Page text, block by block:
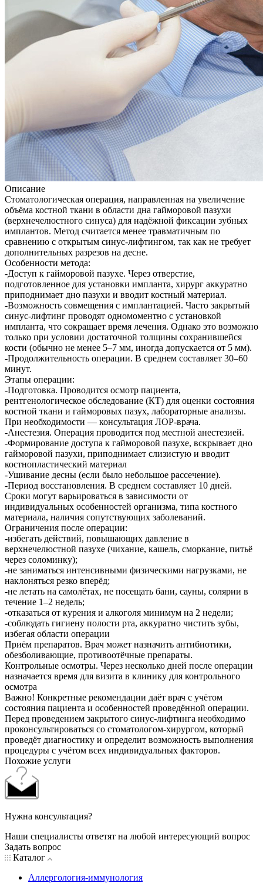
Описание
Стоматологическая операция, направленная на увеличение
объёма костной ткани в области дна гайморовой пазухи
(верхнечелюстного синуса) для надёжной фиксации зубных
имплантов. Метод считается менее травматичным по
сравнению с открытым синус-лифтингом, так как не требует
дополнительных разрезов на десне.
Особенности метода:
-Доступ к гайморовой пазухе. Через отверстие,
подготовленное для установки импланта, хирург аккуратно
приподнимает дно пазухи и вводит костный материал.
-Возможность совмещения с имплантацией. Часто закрытый
синус-лифтинг проводят одномоментно с установкой
импланта, что сокращает время лечения. Однако это возможно
только при условии достаточной толщины сохранившейся
кости (обычно не менее 5–7 мм, иногда допускается от 5 мм).
-Продолжительность операции. В среднем составляет 30–60
минут.
Этапы операции:
-Подготовка. Проводится осмотр пациента,
рентгенологическое обследование (КТ) для оценки состояния
костной ткани и гайморовых пазух, лабораторные анализы.
При необходимости — консультация ЛОР-врача.
-Анестезия. Операция проводится под местной анестезией.
-Формирование доступа к гайморовой пазухе, вскрывает дно
гайморовой пазухи, приподнимает слизистую и вводит
костнопластический материал
-Ушивание десны (если было небольшое рассечение).
-Период восстановления. В среднем составляет 10 дней.
Сроки могут варьироваться в зависимости от
индивидуальных особенностей организма, типа костного
материала, наличия сопутствующих заболеваний.
Ограничения после операции:
-избегать действий, повышающих давление в
верхнечелюстной пазухе (чихание, кашель, сморкание, питьё
через соломинку);
-не заниматься интенсивными физическими нагрузками, не
наклоняться резко вперёд;
-не летать на самолётах, не посещать бани, сауны, солярии в
течение 1–2 недель;
-отказаться от курения и алкоголя минимум на 2 недели;
-соблюдать гигиену полости рта, аккуратно чистить зубы,
избегая области операции
Приём препаратов. Врач может назначить антибиотики,
обезболивающие, противоотёчные препараты.
Контрольные осмотры. Через несколько дней после операции
назначается время для визита в клинику для контрольного
осмотра
Важно! Конкретные рекомендации даёт врач с учётом
состояния пациента и особенностей проведённой операции.
Перед проведением закрытого синус-лифтинга необходимо
проконсультироваться со стоматологом-хирургом, который
проведёт диагностику и определит возможность выполнения
процедуры с учётом всех индивидуальных факторов.
Похожие услуги
Нужна консультация?
Наши специалисты ответят на любой интересующий вопрос
Задать вопрос
Каталог
Аллергология-иммунология